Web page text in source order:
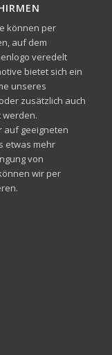
können per
auf dem
veredelt
bietet sich ein
unseres
zusätzlich auch
werden.
auf geeigneten
etwas mehr
von
wir per